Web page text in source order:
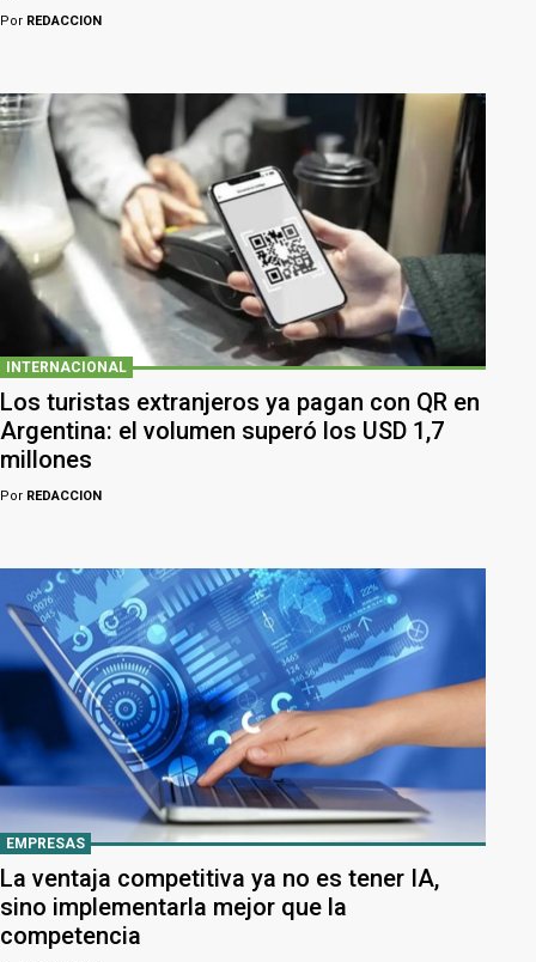
Por REDACCION
INTERNACIONAL
Los turistas extranjeros ya pagan con QR en
Argentina: el volumen superó los USD 1,7
millones
Por REDACCION
EMPRESAS
La ventaja competitiva ya no es tener IA,
sino implementarla mejor que la
competencia